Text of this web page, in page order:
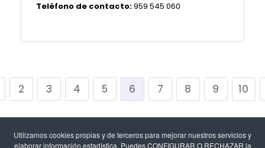
Utilizamos cookies propias y de terceros para mejorar nuestros servicios y
elaborar información estadística. Puedes CONFIGURAR O RECHAZAR la
Teléfono de contacto:959 545 060
2 3 4 5 6 7 8 9 10